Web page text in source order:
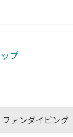
ファンダイビング